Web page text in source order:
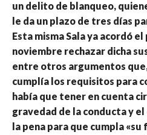
un delito de blanqueo,
le da un plazo de tres días
Esta misma Sala ya acordó el
noviembre rechazar dicha
entre otros argumentos
cumplía los requisitos para
había que tener en cuenta
gravedad de la conducta y
la pena para que cumpla